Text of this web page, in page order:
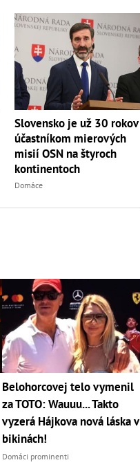
Slovensko je už 30 rokov
účastníkom mierových
misií OSN na štyroch
kontinentoch
Domáce
Belohorcovej telo vymenil
za TOTO: Wauuu... Takto
vyzerá Hájkova nová láska v
bikinách!
Domáci prominenti